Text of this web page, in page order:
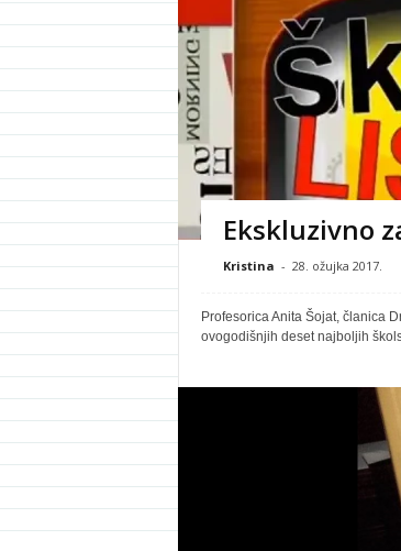
Ekskluzivno
Kristina - 28. ožujka 2017.
Profesorica Anita Šojat, članica
ovogodišnjih deset najboljih